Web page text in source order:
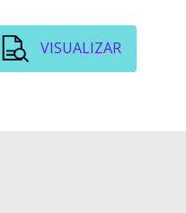
VISUALIZAR